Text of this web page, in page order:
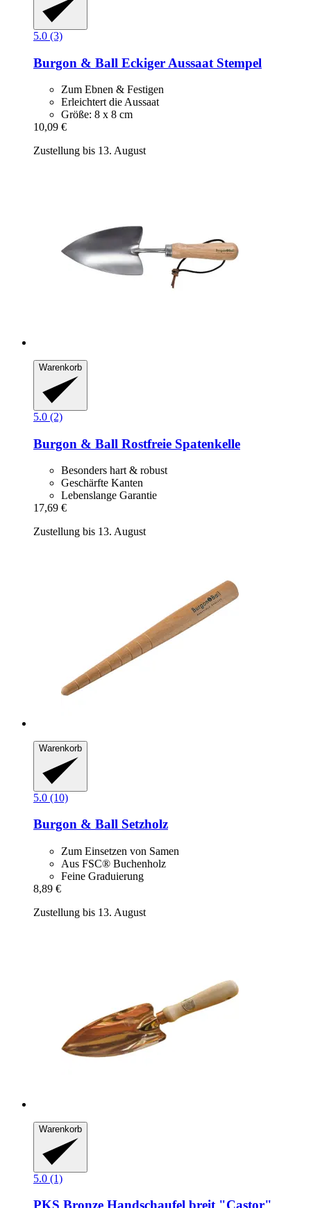
5.0 (3)
Burgon & Ball Eckiger Aussaat Stempel
Zum Ebnen & Festigen
Erleichtert die Aussaat
Größe: 8 x 8 cm
10,09 €
Zustellung bis 13. August
Warenkorb
5.0 (2)
Burgon & Ball Rostfreie Spatenkelle
Besonders hart & robust
Geschärfte Kanten
Lebenslange Garantie
17,69 €
Zustellung bis 13. August
Warenkorb
5.0 (10)
Burgon & Ball Setzholz
Zum Einsetzen von Samen
Aus FSC® Buchenholz
Feine Graduierung
8,89 €
Zustellung bis 13. August
Warenkorb
5.0 (1)